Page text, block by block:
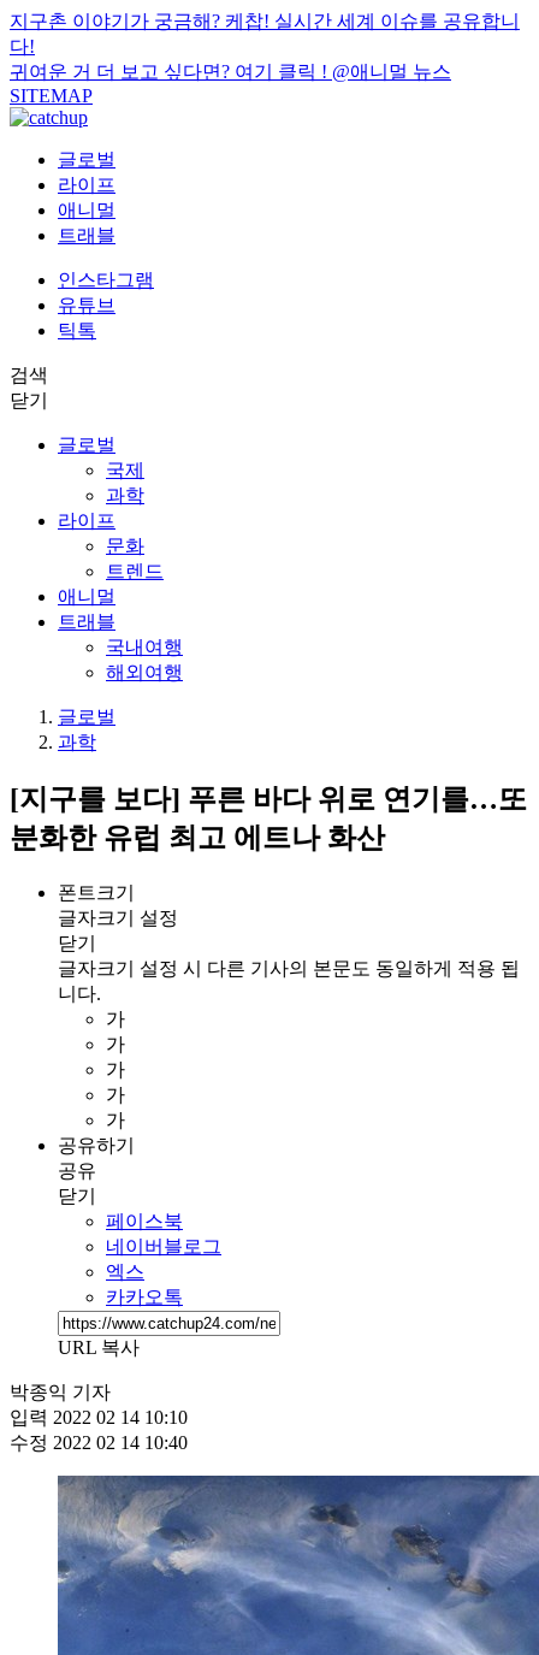
지구촌 이야기가 궁금해? 케찹! 실시간 세계 이슈를 공유합니
다!
귀여운 거 더 보고 싶다면? 여기 클릭 ! @애니멀 뉴스
SITEMAP
글로벌
라이프
애니멀
트래블
인스타그램
유튜브
틱톡
검색
닫기
글로벌
국제
과학
라이프
문화
트렌드
애니멀
트래블
국내여행
해외여행
글로벌
과학
[지구를 보다] 푸른 바다 위로 연기를…또
분화한 유럽 최고 에트나 화산
폰트크기
글자크기 설정
닫기
글자크기 설정 시 다른 기사의 본문도 동일하게 적용 됩
니다.
가
가
가
가
가
공유하기
공유
닫기
페이스북
네이버블로그
엑스
카카오톡
URL 복사
박종익 기자
입력 2022 02 14 10:10
수정 2022 02 14 10:40